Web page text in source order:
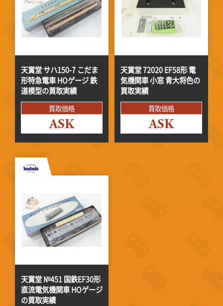
天賞堂 サハ150-7 こだま
形特急電車 HOゲージ 鉄
道模型の買取実績
買取価格
ASK
天賞堂 72020 EF58形 電
気機関車 小窓 青大将色の
買取実績
買取価格
ASK
天賞堂 №451 国鉄EF30形
直流電気機関車 HOゲージ
の買取実績